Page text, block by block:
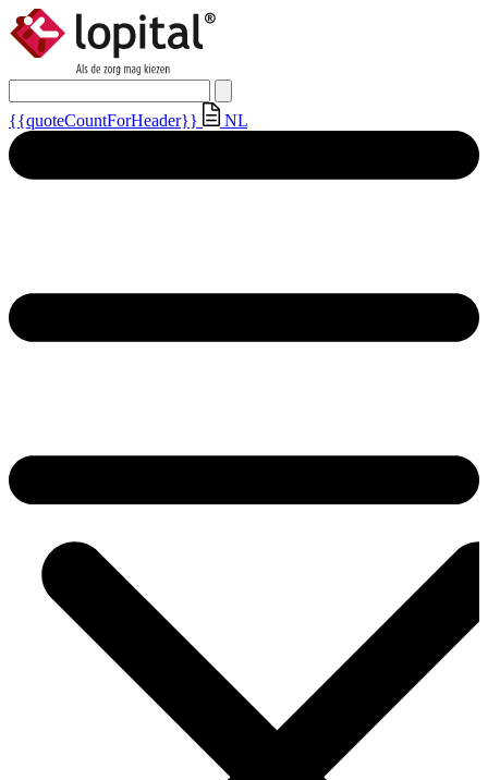
{{quoteCountForHeader}} NL